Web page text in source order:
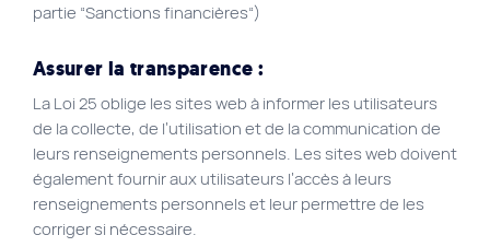
partie “Sanctions financières“)
Assurer la transparence :
La Loi 25 oblige les sites web à informer les utilisateurs
de la collecte, de l’utilisation et de la communication de
leurs renseignements personnels. Les sites web doivent
également fournir aux utilisateurs l’accès à leurs
renseignements personnels et leur permettre de les
corriger si nécessaire.